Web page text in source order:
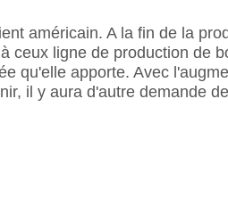
américain. A la fin de la
ceux ligne de production de
qu'elle apporte. Avec
il y aura d'autre demande